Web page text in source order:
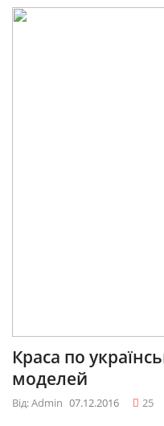
Краса по
моделей
Від: Admin 07.12.2016 25